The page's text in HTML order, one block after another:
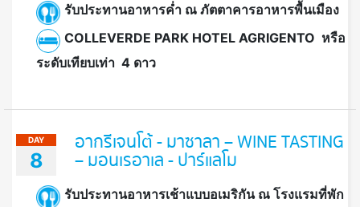
รับประทานอาหารค่ำ ณ ภัตตาคารอาหารพื้นเมือง
COLLEVERDE PARK HOTEL AGRIGENTO หรือ
ระดับเทียบเท่า 4 ดาว
DAY
8
อากรีเจนโต้ - มาซาลา – WINE TASTING
– มอนเรอาเล - ปาร์แลโม
รับประทานอาหารเช้าแบบอเมริกัน ณ โรงแรมที่พัก